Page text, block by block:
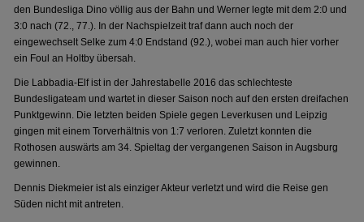
den Bundesliga Dino völlig aus der Bahn und Werner legte mit dem 2:0 und
3:0 nach (72., 77.). In der Nachspielzeit traf dann auch noch der
eingewechselt Selke zum 4:0 Endstand (92.), wobei man auch hier vorher
ein Foul an Holtby übersah.
Die Labbadia-Elf ist in der Jahrestabelle 2016 das schlechteste
Bundesligateam und wartet in dieser Saison noch auf den ersten dreifachen
Punktgewinn. Die letzten beiden Spiele gegen Leverkusen und Leipzig
gingen mit einem Torverhältnis von 1:7 verloren. Zuletzt konnten die
Rothosen auswärts am 34. Spieltag der vergangenen Saison in Augsburg
gewinnen.
Dennis Diekmeier ist als einziger Akteur verletzt und wird die Reise gen
Süden nicht mit antreten.